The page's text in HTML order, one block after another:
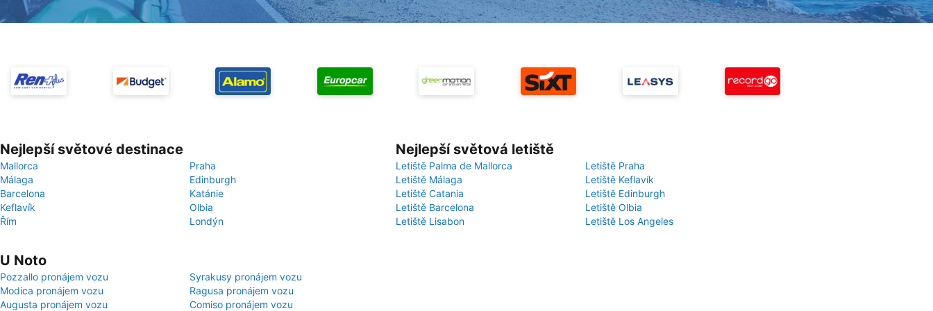
Nejlepší světové destinace
Mallorca
Praha
Málaga
Edinburgh
Barcelona
Katánie
Keflavík
Olbia
Řím
Londýn
Nejlepší světová letiště
Letiště Palma de Mallorca
Letiště Praha
Letiště Málaga
Letiště Keflavík
Letiště Catania
Letiště Edinburgh
Letiště Barcelona
Letiště Olbia
Letiště Lisabon
Letiště Los Angeles
U Noto
Pozzallo pronájem vozu
Syrakusy pronájem vozu
Modica pronájem vozu
Ragusa pronájem vozu
Augusta pronájem vozu
Comiso pronájem vozu